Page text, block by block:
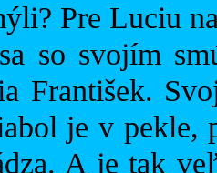
Pre Luciu
so svojím
František.
je v pekle,
A je tak